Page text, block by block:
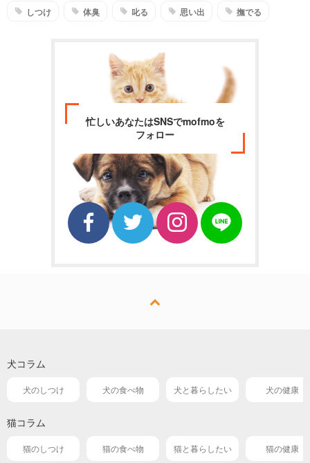
しつけ 体臭 叱る 思い出 撫でる
忙しいあなたはSNSでmofmoを
フォロー
犬コラム
犬のしつけ 犬の食べ物 犬と暮らしたい 犬の健康
猫コラム
猫のしつけ 猫の食べ物 猫と暮らしたい 猫の健康